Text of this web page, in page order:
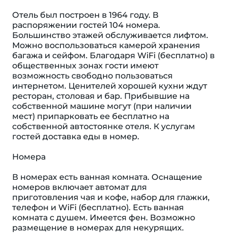
Отель был построен в 1964 году. В
распоряжении гостей 104 номера.
Большинство этажей обслуживается лифтом.
Можно воспользоваться камерой хранения
багажа и сейфом. Благодаря WiFi (бесплатно) в
общественных зонах гости имеют
возможность свободно пользоваться
интернетом. Ценителей хорошей кухни ждут
ресторан, столовая и бар. Прибывшие на
собственной машине могут (при наличии
мест) припарковать ее бесплатно на
собственной автостоянке отеля. К услугам
гостей доставка еды в номер.
Номера
В номерах есть ванная комната. Оснащение
номеров включает автомат для
приготовления чая и кофе, набор для глажки,
телефон и WiFi (бесплатно). Есть ванная
комната с душем. Имеется фен. Возможно
размещение в номерах для некурящих.